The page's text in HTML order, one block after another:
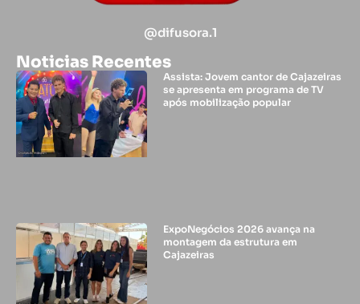
@difusora.1
Noticias Recentes
Assista: Jovem cantor de Cajazeiras
se apresenta em programa de TV
após mobilização popular
ExpoNegócios 2026 avança na
montagem da estrutura em
Cajazeiras